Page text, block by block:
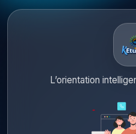
L’orientation